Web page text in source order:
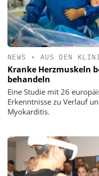
NEWS • AUS DEN
Kranke Herzmuskeln
behandeln
Eine Studie mit 26
Erkenntnisse zu Verlauf
Myokarditis.